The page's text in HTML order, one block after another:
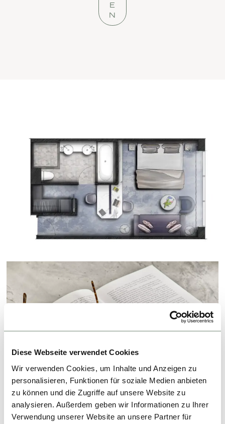
Diese Webseite verwendet Cookies
Wir verwenden Cookies, um Inhalte und Anzeigen zu
personalisieren, Funktionen für soziale Medien anbieten
zu können und die Zugriffe auf unsere Website zu
analysieren. Außerdem geben wir Informationen zu Ihrer
Verwendung unserer Website an unsere Partner für
E
N